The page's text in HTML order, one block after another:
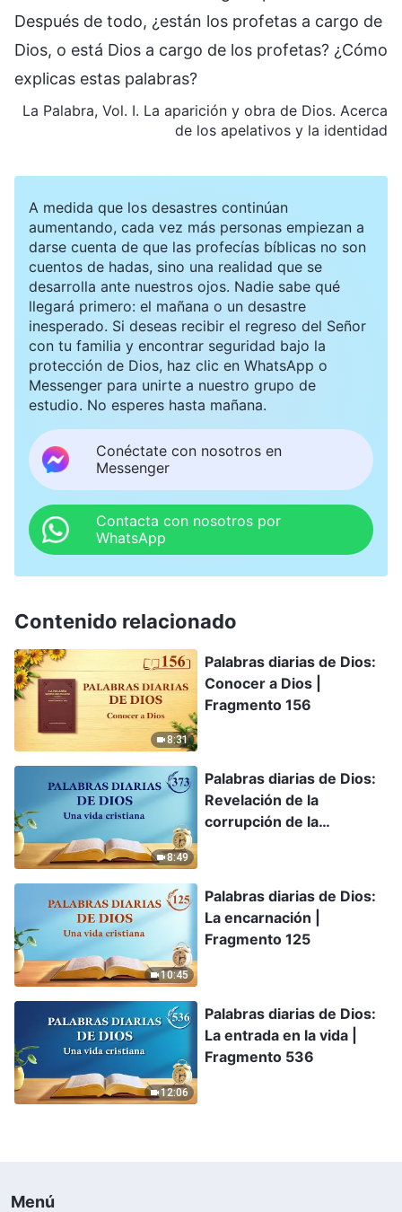
Después de todo, ¿están los profetas a cargo de
Dios, o está Dios a cargo de los profetas? ¿Cómo
explicas estas palabras?
La Palabra, Vol. I. La aparición y obra de Dios. Acerca
de los apelativos y la identidad
A medida que los desastres continúan
aumentando, cada vez más personas empiezan a
darse cuenta de que las profecías bíblicas no son
cuentos de hadas, sino una realidad que se
desarrolla ante nuestros ojos. Nadie sabe qué
llegará primero: el mañana o un desastre
inesperado. Si deseas recibir el regreso del Señor
con tu familia y encontrar seguridad bajo la
protección de Dios, haz clic en WhatsApp o
Messenger para unirte a nuestro grupo de
estudio. No esperes hasta mañana.
Conéctate con nosotros en
Messenger
Contacta con nosotros por
WhatsApp
Contenido relacionado
8:31
Palabras diarias de Dios:
Conocer a Dios |
Fragmento 156
8:49
Palabras diarias de Dios:
Revelación de la
corrupción de la
10:45
Palabras diarias de Dios:
La encarnación |
Fragmento 125
12:06
Palabras diarias de Dios:
La entrada en la vida |
Fragmento 536
Menú